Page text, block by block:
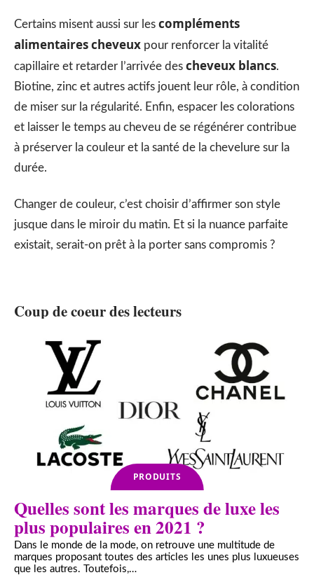
Certains misent aussi sur les compléments
alimentaires cheveux pour renforcer la vitalité
capillaire et retarder l’arrivée des cheveux blancs.
Biotine, zinc et autres actifs jouent leur rôle, à condition
de miser sur la régularité. Enfin, espacer les colorations
et laisser le temps au cheveu de se régénérer contribue
à préserver la couleur et la santé de la chevelure sur la
durée.
Changer de couleur, c’est choisir d’affirmer son style
jusque dans le miroir du matin. Et si la nuance parfaite
existait, serait-on prêt à la porter sans compromis ?
Coup de coeur des lecteurs
PRODUITS
Quelles sont les marques de luxe les
plus populaires en 2021 ?
Dans le monde de la mode, on retrouve une multitude de
marques proposant toutes des articles les unes plus luxueuses
que les autres. Toutefois,…